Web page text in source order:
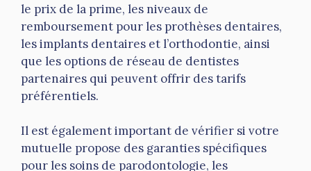
le prix de la prime, les niveaux de
remboursement pour les prothèses dentaires,
les implants dentaires et l’orthodontie, ainsi
que les options de réseau de dentistes
partenaires qui peuvent offrir des tarifs
préférentiels.
Il est également important de vérifier si votre
mutuelle propose des garanties spécifiques
pour les soins de parodontologie, les